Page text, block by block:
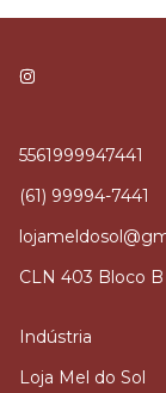
5561999947441
(61) 99994-7441
CLN 403 Bloco B
Indústria
Loja Mel do Sol